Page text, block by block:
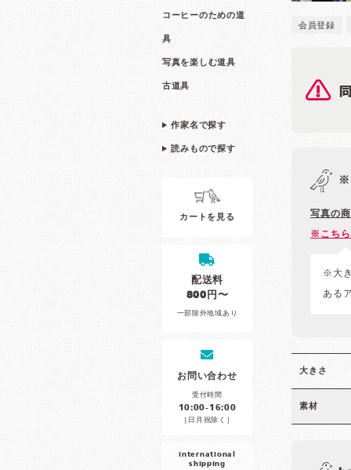
コーヒーのための道
具
写真を楽しむ道具
古道具
作家名で探す
読みもので探す
カートを見る
配送料
800円〜
一部除外地域あり
お問い合わせ
受付時間
10:00-16:00
［日月祝除く］
international
shipping
会員登録
※
写真の
※こちら
※大
ある
大きさ
素材